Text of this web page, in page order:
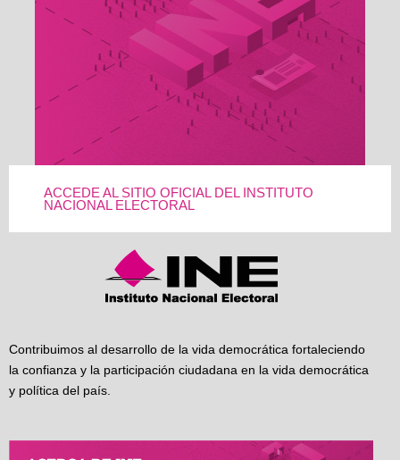
ACCEDE AL SITIO OFICIAL DEL INSTITUTO
NACIONAL ELECTORAL
Contribuimos al desarrollo de la vida democrática fortaleciendo
la confianza y la participación ciudadana en la vida democrática
y política del país.